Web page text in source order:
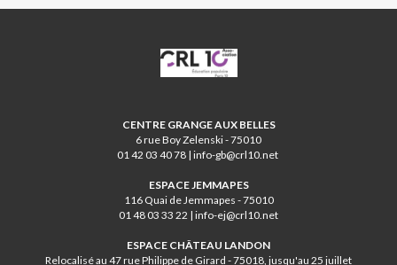
CRL10
CENTRE GRANGE AUX BELLES
6 rue Boy Zelenski - 75010
01 42 03 40 78 | info-gb@crl10.net
ESPACE JEMMAPES
116 Quai de Jemmapes - 75010
01 48 03 33 22 | info-ej@crl10.net
ESPACE CHÂTEAU LANDON
Relocalisé au 47 rue Philippe de Girard - 75018, jusqu'au 25 juillet